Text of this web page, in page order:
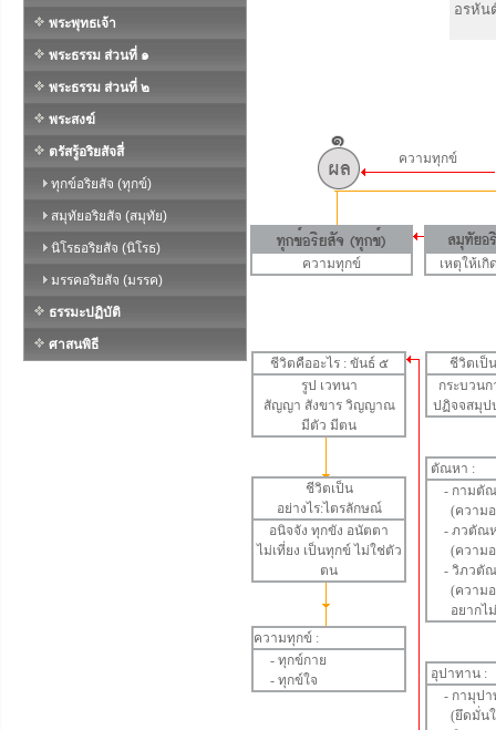
พระพุทธเจ้า
พระธรรม ส่วนที่ ๑
พระธรรม ส่วนที่ ๒
พระสงฆ์
ตรัสรู้อริยสัจสี่
ทุกข์อริยสัจ (ทุกข์)
สมุทัยอริยสัจ (สมุทัย)
นิโรธอริยสัจ (นิโรธ)
มรรคอริยสัจ (มรรค)
ธรรมะปฏิบัติ
ศาสนพิธี
อรหัน
ความทุกข์
ความทุกข์ เหตุให้เ
ชีวิตคืออะไร : ขันธ์ ๕
รูป เวทนา
สัญญา สังขาร วิญญาณ
มีตัว มีตน
ชีวิตเป็น
อย่างไร:ไตรลักษณ์
อนิจจัง ทุกขัง อนัตตา
ไม่เที่ยง เป็นทุกข์ ไม่ใช่ตัว
ตน
ความทุกข์ :
- ทุกข์กาย
- ทุกข์ใจ
ชีวิตเป็
กระบวน
ปฏิจจสมุป
ตัณหา :
- กามตั
(ความอ
- ภวตัณ
(ความอ
- วิภวตั
(ความอ
อยากไม่
อุปาทาน :
- กามุป
(ยึดมั่นใ